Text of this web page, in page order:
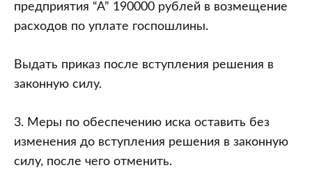
предприятия “А” 190000 рублей в возмещение
расходов по уплате госпошлины.
Выдать приказ после вступления решения в
законную силу.
3. Меры по обеспечению иска оставить без
изменения до вступления решения в законную
силу, после чего отменить.